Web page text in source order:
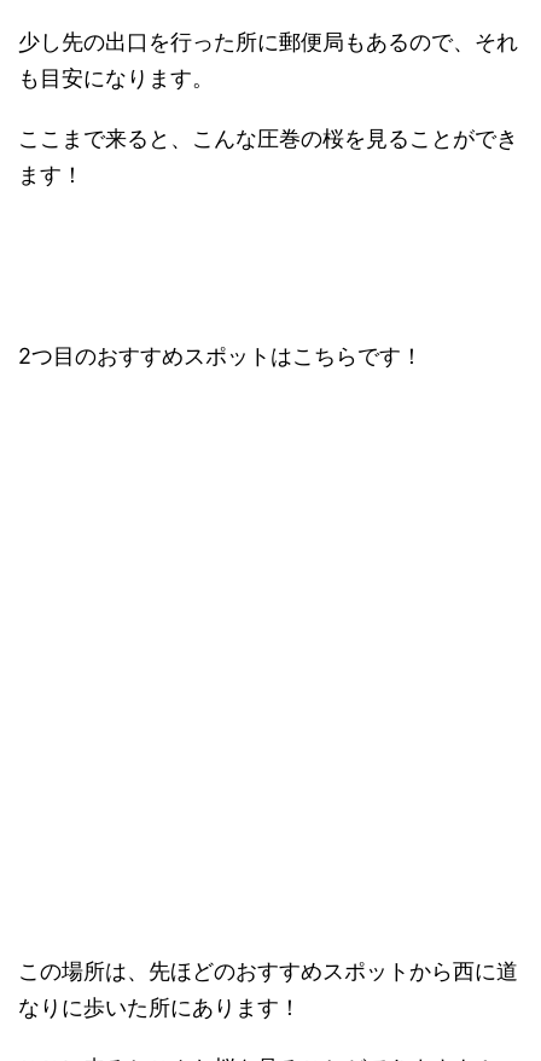
少し先の出口を行った所に郵便局もあるので、それ
も目安になります。
ここまで来ると、こんな圧巻の桜を見ることができ
ます！
2つ目のおすすめスポットはこちらです！
この場所は、先ほどのおすすめスポットから西に道
なりに歩いた所にあります！